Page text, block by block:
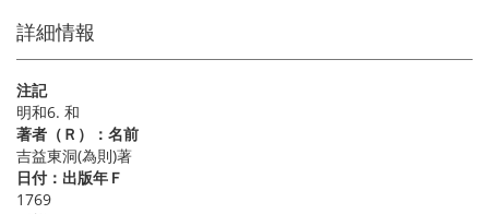
詳細情報
注記
明和6. 和
著者（Ｒ）：名前
吉益東洞(為則)著
日付：出版年Ｆ
1769